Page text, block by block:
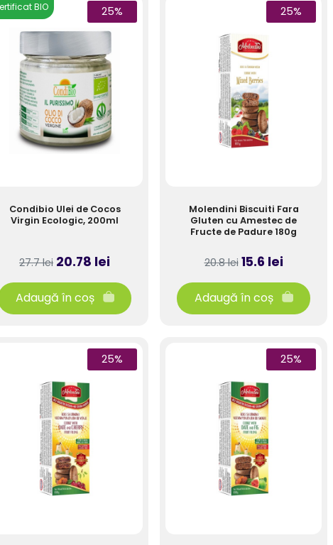
25%
BIO
Condibio Ulei de Cocos
Virgin Ecologic, 200ml
27.7 lei 20.78 lei
Adaugă în coș
25%
Molendini Biscuiti Fara
Gluten cu Amestec de
Fructe de Padure 180g
20.8 lei15.6 lei
Adaugă în coș
25% 25%